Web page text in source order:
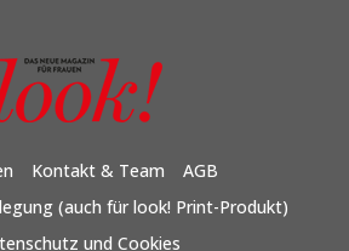
Kontakt & Team
AGB
(auch für look! Print-Produkt)
und Cookies